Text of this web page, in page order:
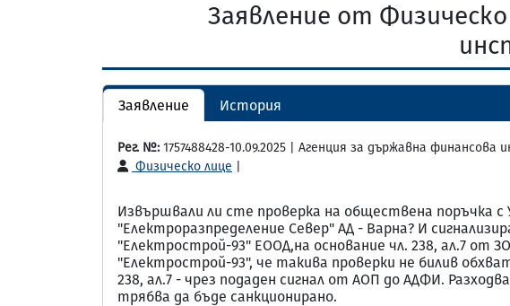
Заявление от
Заявление История
Рег. №: 1757488428-10.09.2025 | Агенция за държавна финансова
Физическо лице
Извършвали ли сте проверка на обществена поръчка с
"Електроразпределение Север" АД - Варна? И
"Електрострой-93" ЕООД,на основание чл. 238, ал.7 от
"Електрострой-93", че такива проверки не билив
238, ал.7 - чрез подаден сигнал от АОП до АДФИ.
трябва да бъде санкционирано.